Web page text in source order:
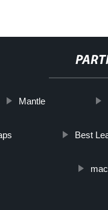
Mantle
Best